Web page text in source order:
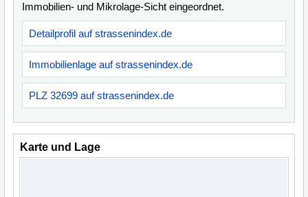
Immobilien- und Mikrolage-Sicht eingeordnet.
Detailprofil auf strassenindex.de
Immobilienlage auf strassenindex.de
PLZ 32699 auf strassenindex.de
Karte und Lage